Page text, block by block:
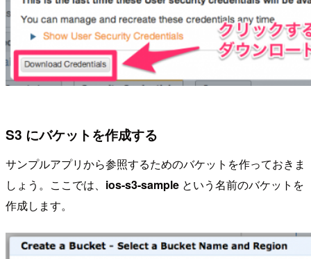
S3 にバケットを作成する
サンプルアプリから参照するためのバケットを作っておきま
しょう。ここでは、 ios-s3-sample という名前のバケットを
作成します。